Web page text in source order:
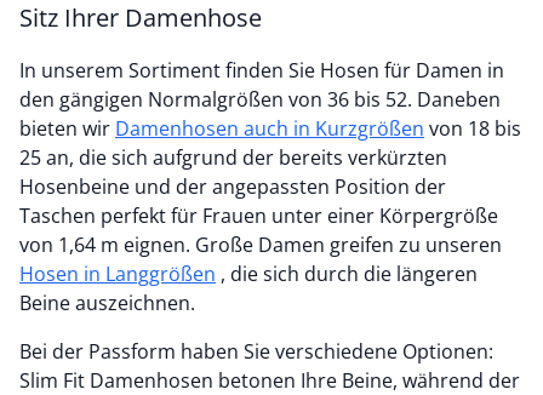
Sitz Ihrer Damenhose
In unserem Sortiment finden Sie Hosen für Damen in
den gängigen Normalgrößen von 36 bis 52. Daneben
bieten wir Damenhosen auch in Kurzgrößen
25 an, die sich aufgrund der bereits verkürzten
Hosenbeine und der angepassten Position der
Taschen perfekt für Frauen unter einer Körpergröße
von 1,64 m eignen. Große Damen greifen zu unseren
Hosen in Langgrößen , die sich durch die längeren
Beine auszeichnen.
Bei der Passform haben Sie verschiedene Optionen:
Slim Fit Damenhosen betonen Ihre Beine, während der